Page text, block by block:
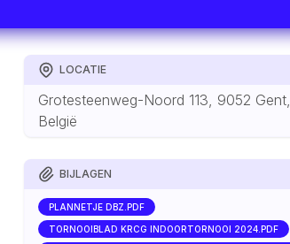
LOCATIE
Grotesteenweg-Noord 113, 9052 Gent,
België
BIJLAGEN
PLANNETJE DBZ.PDF
TORNOOIBLAD KRCG INDOORTORNOOI 2024.PDF